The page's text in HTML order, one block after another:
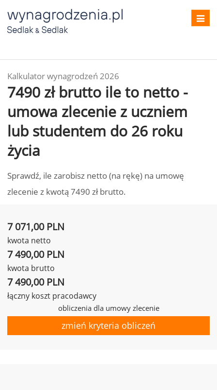
Kalkulator wynagrodzeń 2026
7490 zł brutto ile to netto -
umowa zlecenie z uczniem
lub studentem do 26 roku
życia
Sprawdź, ile zarobisz netto (na rękę) na umowę
zlecenie z kwotą 7490 zł brutto.
7 071,00 PLN
kwota netto
7 490,00 PLN
kwota brutto
7 490,00 PLN
łączny koszt pracodawcy
obliczenia dla umowy zlecenie
zmień kryteria obliczeń